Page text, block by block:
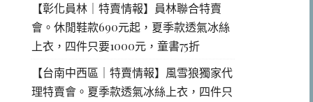
【彰化員林｜特賣情報】員林聯合特賣
會。休閒鞋款690元起，夏季款透氣冰絲
上衣，四件只要1000元，童書75折
【台南中西區｜特賣情報】風雪狼獨家代
理特賣會。夏季款透氣冰絲上衣，四件只